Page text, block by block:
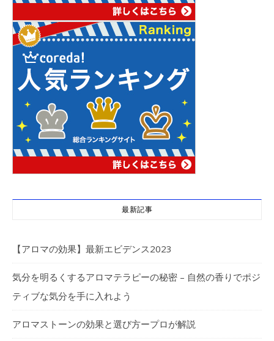
最新記事
【アロマの効果】最新エビデンス2023
気分を明るくするアロマテラピーの秘密 – 自然の香りでポジ
ティブな気分を手に入れよう
アロマストーンの効果と選び方ープロが解説